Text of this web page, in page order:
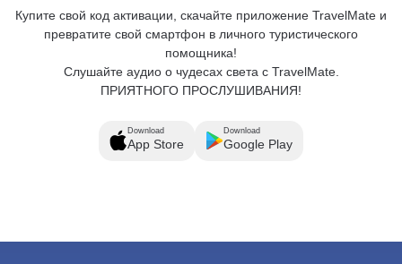
Купите свой код активации, скачайте приложение TravelMate и
превратите свой смартфон в личного туристического
помощника!
Слушайте аудио о чудесах света с TravelMate.
ПРИЯТНОГО ПРОСЛУШИВАНИЯ!
Download
App Store
Download
Google Play